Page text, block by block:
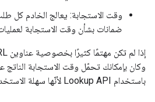
وقت الاستجابة: يعالج الخادم كل
ضمانات بشأن وقت الاستجابة
وكان بإمكانك تحمّل وقت الاستجابة
باستخدام Lookup API لأنّها سهلة الاستخدام إلى حدّ كبير.